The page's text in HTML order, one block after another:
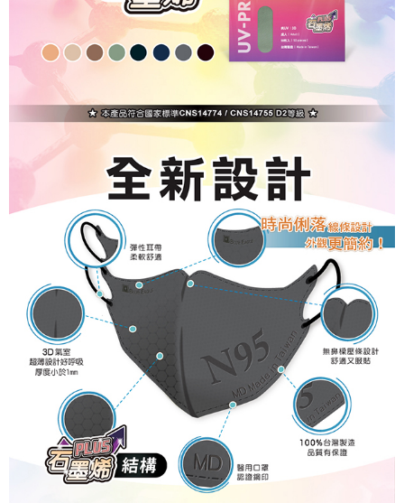
請求用戶進行身份認證。
５．嚴禁一人註冊多個帳號或使用他人資訊註冊。若發現惡意使用之情形，
恩沛科技股份有限公司將有權停止該用戶之使用額度並採取法律行動。